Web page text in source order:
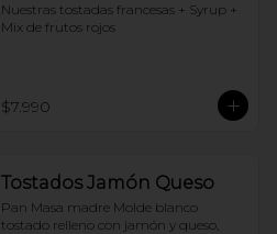
Nuestras tostadas francesas + Syrup +
Mix de frutos rojos
$7.990
Tostados Jamón Queso
Pan Masa madre Molde blanco
tostado relleno con jamón y queso,